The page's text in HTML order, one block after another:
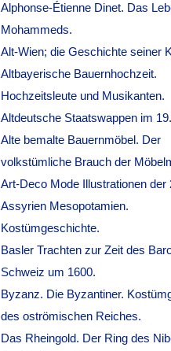
Alphonse-Étienne Dinet. Das
Mohammeds.
Alt-Wien; die Geschichte seiner
Altbayerische Bauernhochzeit.
Hochzeitsleute und Musikanten.
Altdeutsche Staatswappen im
Alte bemalte Bauernmöbel. Der
volkstümliche Brauch der
Art-Deco Mode Illustrationen der
Assyrien Mesopotamien.
Kostümgeschichte.
Basler Trachten zur Zeit des
Schweiz um 1600.
Byzanz. Die Byzantiner.
des oströmischen Reiches.
Das Rheingold. Der Ring des